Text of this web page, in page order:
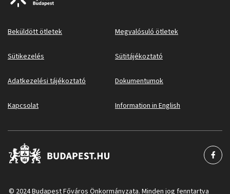
Beküldött ötletek Megvalósuló ötletek
Sütikezelés Sütitájékoztató
Adatkezelési tájékoztató Dokumentumok
Kapcsolat Information in English
© 2024 Budapest Főváros Önkormányzata. Minden jog fenntartva